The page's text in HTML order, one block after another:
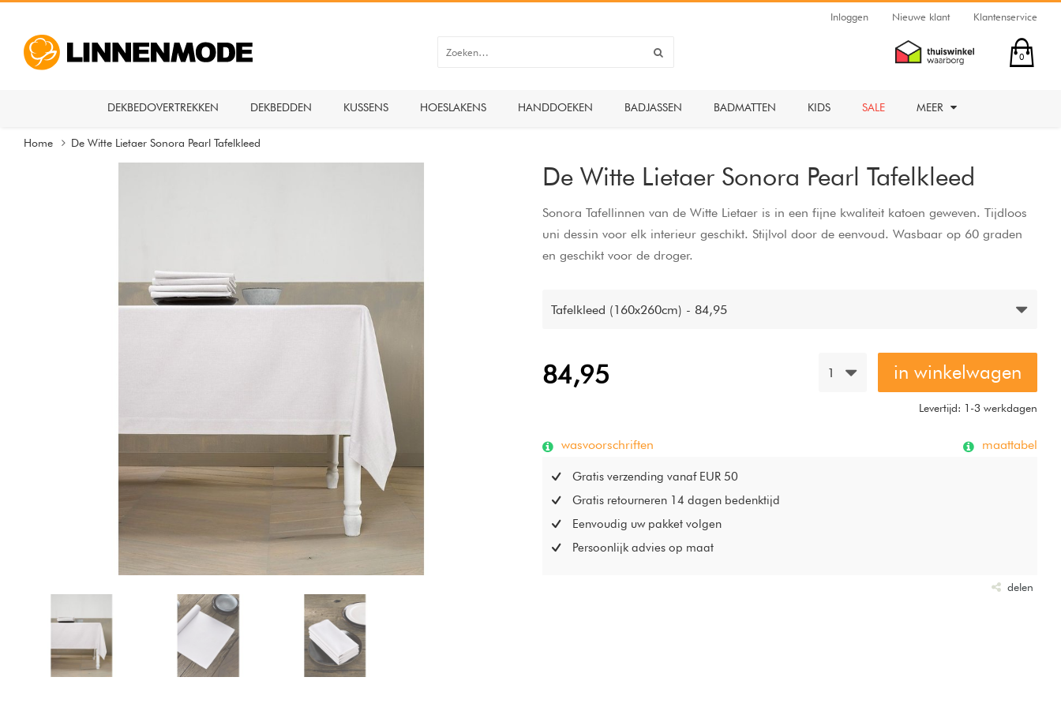
Inloggen Nieuwe klant Klantenservice
0
DEKBEDOVERTREKKEN DEKBEDDEN KUSSENS HOESLAKENS HANDDOEKEN BADJASSEN BADMATTEN KIDS SALE MEER
Home De Witte Lietaer Sonora Pearl Tafelkleed
De Witte Lietaer Sonora Pearl Tafelkleed
Sonora Tafellinnen van de Witte Lietaer is in een fijne kwaliteit katoen geweven. Tijdloos
uni dessin voor elk interieur geschikt. Stijlvol door de eenvoud. Wasbaar op 60 graden
en geschikt voor de droger.
Tafelkleed (160x260cm) - 84,95
84,95 1 in winkelwagen
Levertijd: 1-3 werkdagen
wasvoorschriften maattabel
Gratis verzending vanaf EUR 50
Gratis retourneren 14 dagen bedenktijd
Eenvoudig uw pakket volgen
Persoonlijk advies op maat
delen